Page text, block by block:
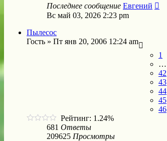
Последнее сообщение Евгений
Вс май 03, 2026 2:23 pm
Пылесос
Гость » Пт янв 20, 2006 12:24 am
1
…
42
43
44
45
46
Рейтинг: 1.24%
681 Ответы
209625 Просмотры